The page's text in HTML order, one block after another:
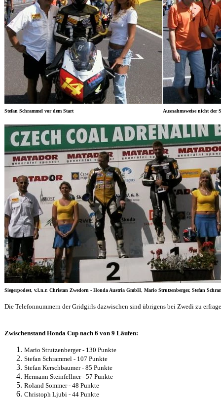
Stefan Schrammel vor dem Start Ausnahmsweise nicht der
Siegerpodest, v.l.n.r. Christan Zwedorn - Honda Austria GmbH, Mario Strutzenberger, Stefan
Die Telefonnummern der Gridgirls dazwischen sind übrigens bei Zwedi zu
Zwischenstand Honda Cup nach 6 von 9 Läufen:
Mario Strutzenberger - 130 Punkte
Stefan Schrammel - 107 Punkte
Stefan Kerschbaumer - 85 Punkte
Hermann Steinfellner - 57 Punkte
Roland Sommer - 48 Punkte
Christoph Ljubi - 44 Punkte